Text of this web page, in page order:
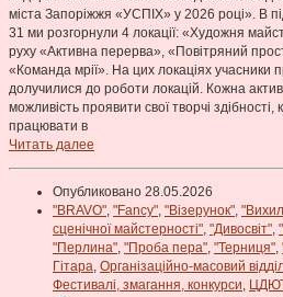
мicтa Запоріжжя «УСПIХ» у 2026 році». В
31 ми розгорнули 4 локації: «Художня
руху «Активна перерва», «Повітряний
«Команда мрії». На цих локаціях учасники
долучилися до роботи локацій. Кожна
можливість проявити свої творчі здібності,
працювати в
Читать далее
Опубликовано 28.05.2026
"BRAVO", "Fancy", "Візерунок",
сценічної майстерності", "Дивосвіт",
"Перлина", "Проба пера", "Терниця",
Гітара, Організаційно-масовий
Фестивалі, змагання, конкурси,